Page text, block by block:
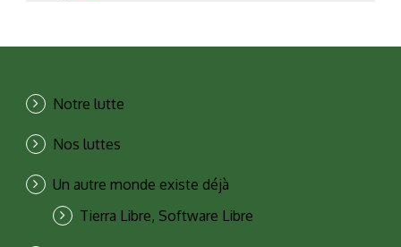
Notre lutte
Nos luttes
Un autre monde existe déjà
Tierra Libre, Software Libre